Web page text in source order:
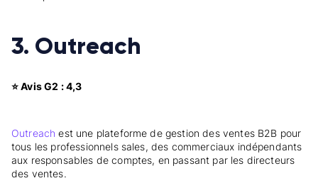
3. Outreach
⭐ Avis G2 : 4,3
Outreach est une plateforme de gestion des ventes B2B pour
tous les professionnels sales, des commerciaux indépendants
aux responsables de comptes, en passant par les directeurs
des ventes.